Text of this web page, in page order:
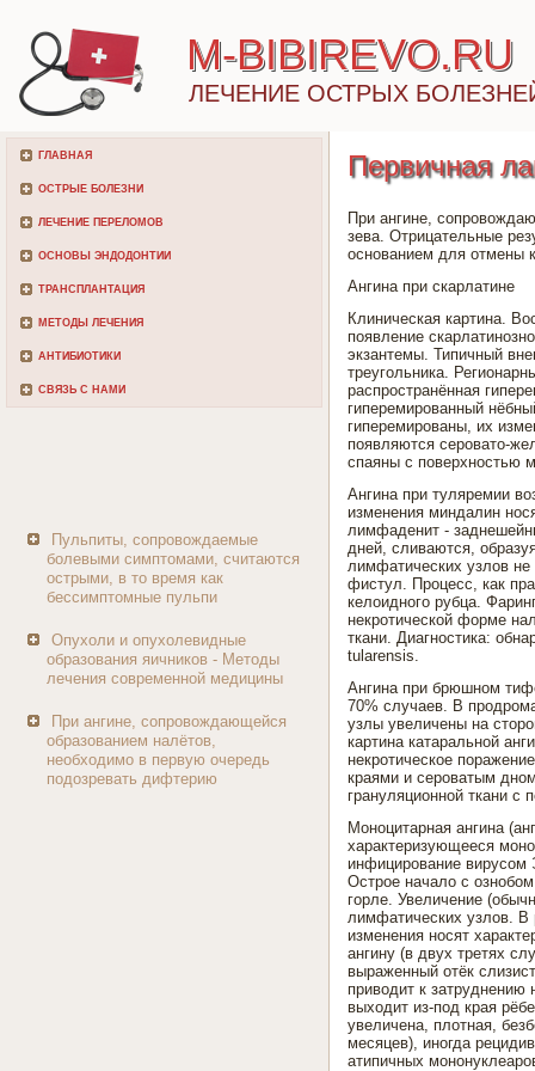
M-BIBIREVO.RU
ЛЕЧЕНИЕ ОСТРЫХ
ГЛАВНАЯ
ОСТРЫЕ БОЛЕЗНИ
ЛЕЧЕНИЕ ПЕРЕЛОМОВ
ОСНОВЫ ЭНДОДОНТИИ
ТРАНСПЛАНТАЦИЯ
МЕТОДЫ ЛЕЧЕНИЯ
АНТИБИОТИКИ
СВЯЗЬ С НАМИ
Пульпиты, сопровождаемые
болевыми симптомами, считаются
острыми, в то время как
бессимптомные пульпи
Опухоли и опухолевидные
образования яичников - Методы
лечения современной медицины
При ангине, сопровождающейся
образованием налётов,
необходимо в первую очередь
подозревать дифтерию
Первичная
При ангине,
зева. Отрицательные
основанием для отмены
Ангина при скарлатине
Клиническая картина.
появление
экзантемы. Типичный
треугольника.
распространённая
гиперемированный
гиперемированы, их
появляются серовато-
спаяны с поверхностью
Ангина при туляремии
изменения миндалин
лимфаденит -
дней, сливаются,
лимфатических узлов
фистул. Процесс, как
келоидного рубца.
некротической форме
ткани. Диагностика:
tularensis.
Ангина при брюшном
70% случаев. В
узлы увеличены на
картина катаральной
некротическое
краями и сероватым
грануляционной ткани с
Моноцитарная ангина
характеризующееся
инфицирование вирусом
Острое начало с
горле. Увеличение
лимфатических узлов. В
изменения носят
ангину (в двух третях
выраженный отёк
приводит к
выходит из-под края
увеличена, плотная,
месяцев), иногда
атипичных